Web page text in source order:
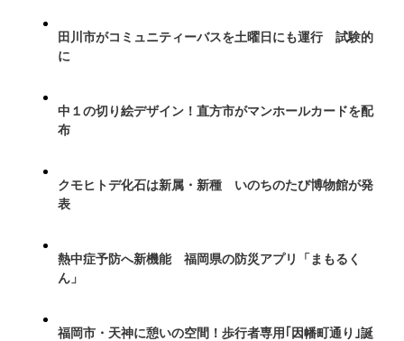
田川市がコミュニティーバスを土曜日にも運行 試験的
に
中１の切り絵デザイン！直方市がマンホールカードを配
布
クモヒトデ化石は新属・新種 いのちのたび博物館が発
表
熱中症予防へ新機能 福岡県の防災アプリ「まもるく
ん」
福岡市・天神に憩いの空間！歩行者専用｢因幡町通り｣誕